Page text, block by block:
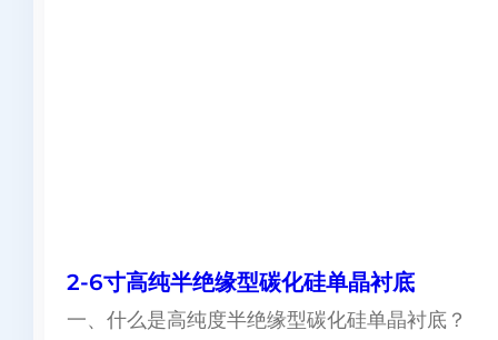
2-6寸高纯半绝缘型碳化硅单晶衬底
一、什么是高纯度半绝缘型碳化硅单晶衬底？